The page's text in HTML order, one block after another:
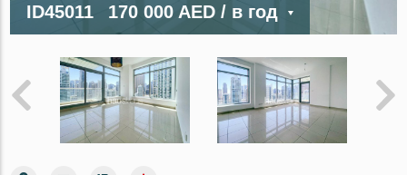
ID45011 170 000 AED/ в год